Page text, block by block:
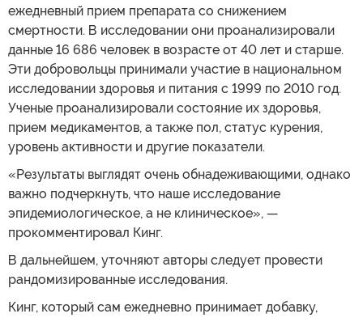
ежедневный прием препарата со снижением
смертности. В исследовании они проанализировали
данные 16 686 человек в возрасте от 40 лет и старше.
Эти добровольцы принимали участие в национальном
исследовании здоровья и питания с 1999 по 2010 год.
Ученые проанализировали состояние их здоровья,
прием медикаментов, а также пол, статус курения,
уровень активности и другие показатели.
«Результаты выглядят очень обнадеживающими, однако
важно подчеркнуть, что наше исследование
эпидемиологическое, а не клиническое», —
прокомментировал Кинг.
В дальнейшем, уточняют авторы следует провести
рандомизированные исследования.
Кинг, который сам ежедневно принимает добавку,